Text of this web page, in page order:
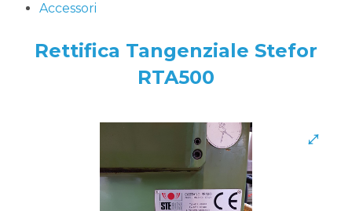
Accessori
Rettifica Tangenziale Stefor
RTA500